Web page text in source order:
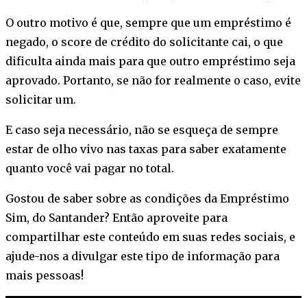
O outro motivo é que, sempre que um empréstimo é
negado, o score de crédito do solicitante cai, o que
dificulta ainda mais para que outro empréstimo seja
aprovado. Portanto, se não for realmente o caso, evite
solicitar um.
E caso seja necessário, não se esqueça de sempre
estar de olho vivo nas taxas para saber exatamente
quanto você vai pagar no total.
Gostou de saber sobre as condições da Empréstimo
Sim, do Santander? Então aproveite para
compartilhar este conteúdo em suas redes sociais, e
ajude-nos a divulgar este tipo de informação para
mais pessoas!